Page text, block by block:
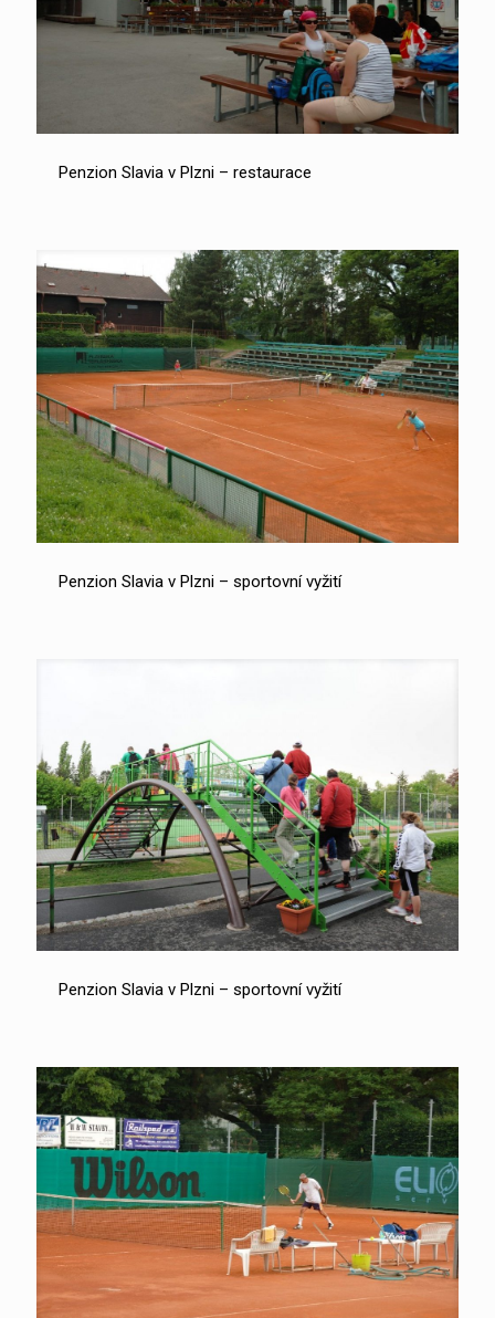
Penzion Slavia v Plzni – restaurace
Penzion Slavia v Plzni – sportovní vyžití
Penzion Slavia v Plzni – sportovní vyžití